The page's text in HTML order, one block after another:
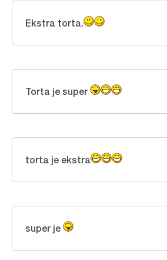
Ekstra torta.
Torta je super
torta je ekstra
super je